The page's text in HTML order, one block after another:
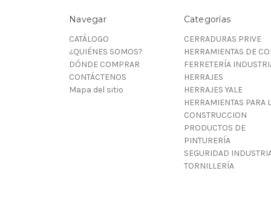
Navegar
CATÁLOGO
¿QUIÉNES SOMOS?
DÓNDE COMPRAR
CONTÁCTENOS
Mapa del sitio
Categorías
CERRADURAS PRIVE
HERRAMIENTAS DE
FERRETERÍA
HERRAJES
HERRAJES YALE
HERRAMIENTAS PARA
CONSTRUCCION
PRODUCTOS DE
PINTURERÍA
SEGURIDAD
TORNILLERÍA